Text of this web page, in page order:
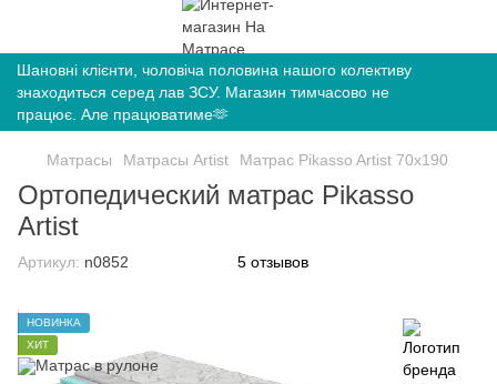
Шановні клієнти, чоловіча половина нашого колективу
знаходиться серед лав ЗСУ. Магазин тимчасово не
працює. Але працюватиме🫶
Матрасы Матрасы Artist Матрас Pikasso Artist 70х190
Ортопедический матрас Pikasso
Artist
Артикул: n0852 5 отзывов
НОВИНКА
ХИТ